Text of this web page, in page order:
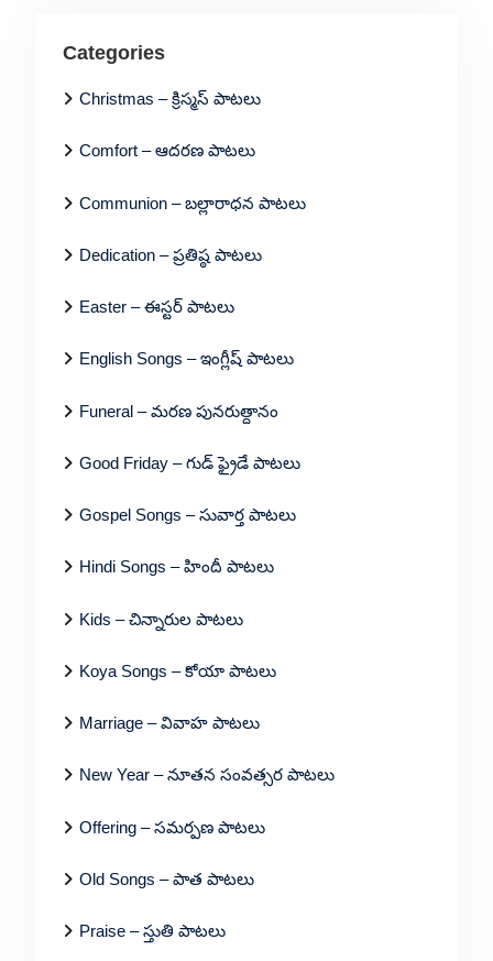
Categories
Christmas – క్రిస్మస్ పాటలు
Comfort – ఆదరణ పాటలు
Communion – బల్లారాధన పాటలు
Dedication – ప్రతిష్ఠ పాటలు
Easter – ఈస్టర్ పాటలు
English Songs – ఇంగ్లీష్ పాటలు
Funeral – మరణ పునరుత్దానం
Good Friday – గుడ్ ఫ్రైడే పాటలు
Gospel Songs – సువార్త పాటలు
Hindi Songs – హిందీ పాటలు
Kids – చిన్నారుల పాటలు
Koya Songs – కోయా పాటలు
Marriage – వివాహ పాటలు
New Year – నూతన సంవత్సర పాటలు
Offering – సమర్పణ పాటలు
Old Songs – పాత పాటలు
Praise – స్తుతి పాటలు